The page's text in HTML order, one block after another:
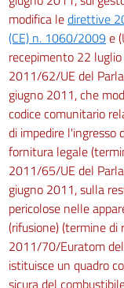
modifica ledirettive
(CE) n. 1060/2009 e
recepimento 22
2011/62/UE del
giugno 2011, che
codice comunitario
di impedire l'ingresso
fornitura legale
2011/65/UE del
giugno 2011, sulla
pericolose nelle
(rifusione) (termine
2011/70/Euratom
istituisce un quadro
sicura del